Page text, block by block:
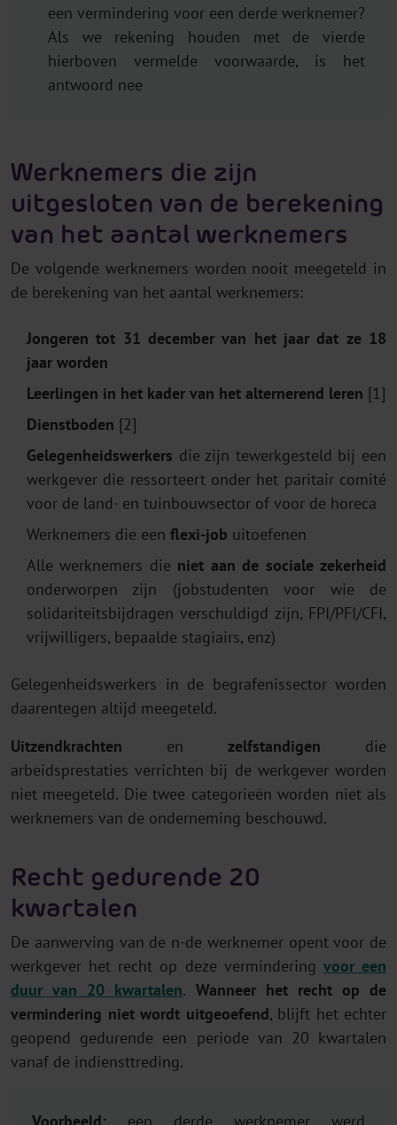
een vermindering voor een derde werknemer?
Als we rekening houden met de vierde
hierboven vermelde voorwaarde, is het
antwoord nee
Werknemers die zijn
uitgesloten van de berekening
van het aantal werknemers
De volgende werknemers worden nooit meegeteld in
de berekening van het aantal werknemers:
Jongeren tot 31 december van het jaar dat ze 18
jaar worden
Leerlingen in het kader van het alternerend leren [1]
Dienstboden [2]
Gelegenheidswerkers die zijn tewerkgesteld bij een
werkgever die ressorteert onder het paritair comité
voor de land- en tuinbouwsector of voor de horeca
Werknemers die een flexi-job uitoefenen
Alle werknemers die niet aan de sociale zekerheid
onderworpen zijn (jobstudenten voor wie de
solidariteitsbijdragen verschuldigd zijn, FPI/PFI/CFI,
vrijwilligers, bepaalde stagiairs, enz)
Gelegenheidswerkers in de begrafenissector worden
daarentegen altijd meegeteld.
Uitzendkrachten en zelfstandigen die
arbeidsprestaties verrichten bij de werkgever worden
niet meegeteld. Die twee categorieën worden niet als
werknemers van de onderneming beschouwd.
Recht gedurende 20
kwartalen
De aanwerving van de n-de werknemer opent voor de
werkgever het recht op deze vermindering voor een
duur van 20 kwartalen. Wanneer het recht op de
vermindering niet wordt uitgeoefend, blijft het echter
geopend gedurende een periode van 20 kwartalen
vanaf de indiensttreding.